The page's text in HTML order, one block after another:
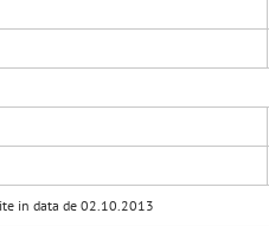
in data de 02.10.2013